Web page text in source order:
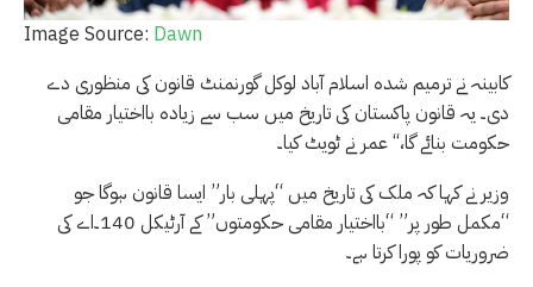
Image Source: Dawn
کابینہ نے ترمیم شدہ اسلام آباد لوکل گورنمنٹ قانون کی منظوری دے
دی۔ یہ قانون پاکستان کی تاریخ میں سب سے زیادہ بااختیار مقامی
حکومت بنائے گا،‘‘ عمر نے ٹویٹ کیا۔
وزیر نے کہا کہ ملک کی تاریخ میں “پہلی بار” ایسا قانون ہوگا جو
“مکمل طور پر” “بااختیار مقامی حکومتوں” کے آرٹیکل 140۔اے کی
ضروریات کو پورا کرتا ہے۔